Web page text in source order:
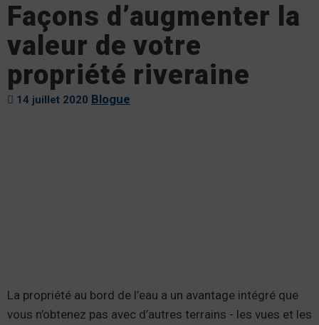
Façons d’augmenter la
valeur de votre
propriété riveraine
14 juillet 2020 Blogue
La propriété au bord de l’eau a un avantage intégré que
vous n’obtenez pas avec d’autres terrains - les vues et les